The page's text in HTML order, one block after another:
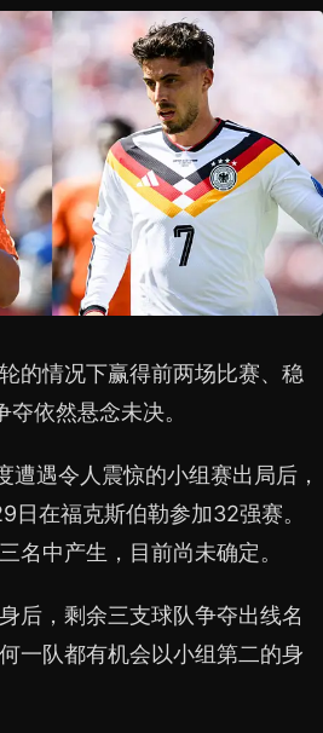
的情况下赢得前两场比赛、稳
依然悬念未决。
遇令人震惊的小组赛出局后，
日在福克斯伯勒参加32强赛。
名中产生，目前尚未确定。
后，剩余三支球队争夺出线名
一队都有机会以小组第二的身